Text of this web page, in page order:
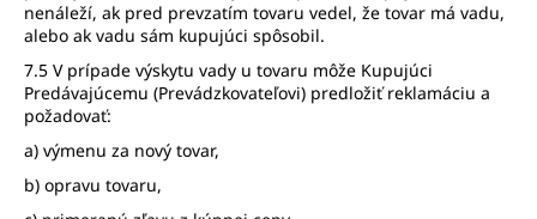
nenáleží, ak pred prevzatím tovaru vedel, že tovar má vadu,
alebo ak vadu sám kupujúci spôsobil.
7.5 V prípade výskytu vady u tovaru môže Kupujúci
Predávajúcemu (Prevádzkovateľovi) predložiť reklamáciu a
požadovať:
a) výmenu za nový tovar,
b) opravu tovaru,